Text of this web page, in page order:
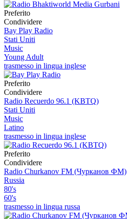
Preferito
Condividere
Bay Play Radio
Stati Uniti
Music
Young Adult
trasmesso in lingua inglese
Preferito
Condividere
Radio Recuerdo 96.1 (KBTQ)
Stati Uniti
Music
Latino
trasmesso in lingua inglese
Preferito
Condividere
Radio Churkanov FM (Чурканов ФМ)
Russia
80's
60's
trasmesso in lingua russa